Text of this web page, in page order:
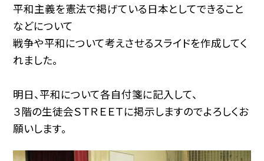
平和主義を憲法で掲げている日本としてできること
などについて
戦争や平和について考えさせるスライドを作成してく
れました。
明日、平和について各自付箋に記入して、
３階の生徒会ＳＴＲＥＥＴに掲示しますのでよろしくお
願いします。